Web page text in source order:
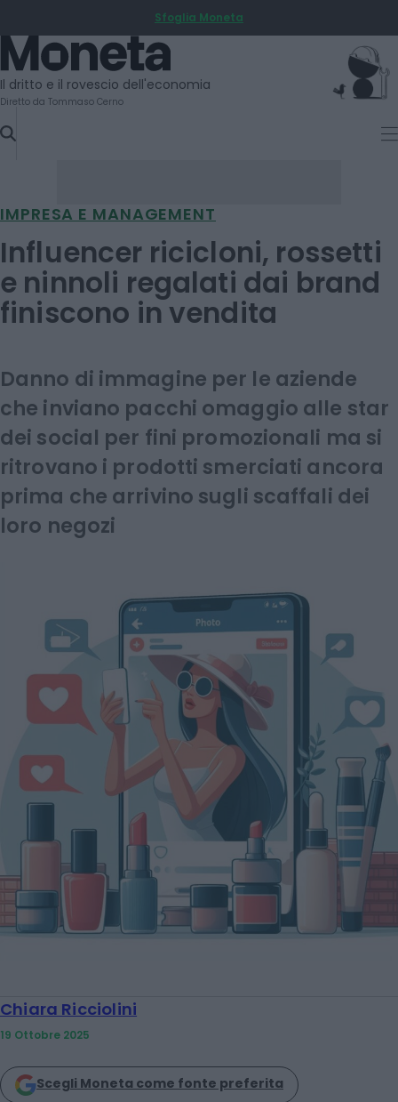
TO
CONTENT
Sfoglia Moneta
Moneta
Il dritto e il rovescio dell'economia
Diretto da Tommaso Cerno
IMPRESA E MANAGEMENT
Influencer ricicloni, rossetti
e ninnoli regalati dai brand
finiscono in vendita
Danno di immagine per le aziende
che inviano pacchi omaggio alle star
dei social per fini promozionali ma si
ritrovano i prodotti smerciati ancora
prima che arrivino sugli scaffali dei
loro negozi
Chiara Ricciolini
19 Ottobre 2025
Scegli Moneta come fonte preferita